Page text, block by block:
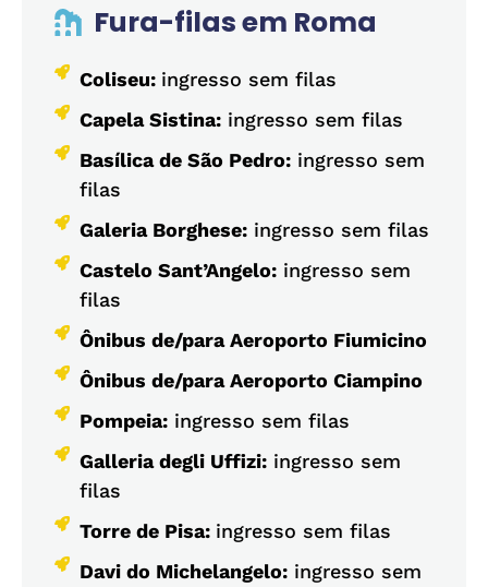
Fura-filas em Roma
Coliseu: ingresso sem filas
Capela Sistina:ingresso sem filas
Basílica de São Pedro:ingresso sem
filas
Galeria Borghese:ingresso sem filas
Castelo Sant’Angelo:ingresso sem
filas
Ônibus de/para Aeroporto Fiumicino
Ônibus de/para Aeroporto Ciampino
Pompeia:ingresso sem filas
Galleria degli Uffizi:ingresso sem
filas
Torre de Pisa: ingresso sem filas
Davi do Michelangelo:ingresso sem